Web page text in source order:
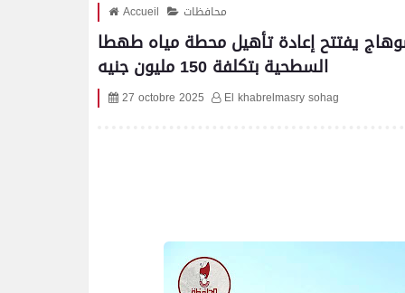
Accueil محافظات
يفتتح إعادة تأهيل محطة مياه طهطا
السطحية بتكلفة 150 مليون جنيه
27 octobre 2025 El khabrelmasry sohag